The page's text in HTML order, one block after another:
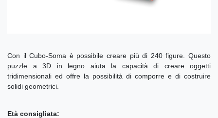
Con il Cubo-Soma è possibile creare più di 240 figure. Questo
puzzle a 3D in legno aiuta la capacità di creare oggetti
tridimensionali ed offre la possibilità di comporre e di costruire
solidi geometrici.
Età consigliata: